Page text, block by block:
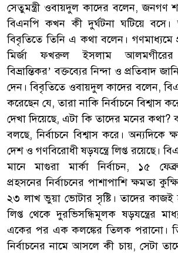
সেতুমন্ত্রী ওবায়দুল কাদের বলেন, জনগণ
বিএনপি কখন কী দুর্ঘটনা ঘটিয়ে
বিবৃতিতে তিনি এ কথা বলেন। গণমাধ্যমে
মির্জা ফখরুল ইসলাম আলমগীরের
বিভ্রান্তিকর’ বক্তব্যের নিন্দা ও প্রতিবাদ
দেন। বিবৃতিতে ওবায়দুল কাদের বলেন,
করেছেন যে, তারা নাকি নির্বাচনে বিশ্বাস
দেখা দিয়েছে, এটা কি তাদের মনের
বলছে, নির্বাচনে বিশ্বাস করে। অন্যদিকে
দেশ ও গণবিরোধী ষড়যন্ত্রে লিপ্ত রয়েছে।
মানে মাগুরা মার্কা নির্বাচন, ১৫
প্রহসনের নির্বাচনের পাশাপাশি ক্ষমতা
২৩ লাখ ভুয়া ভোটার সৃষ্টি। তাদের
লিপ্ত থেকে দুরভিসন্ধিমূলক ষড়যন্ত্রের
একের পর এক কলঙ্কের তিলক পরানো।
নির্বাচনের নামে আসলে কী চায়, সেটা